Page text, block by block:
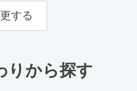
する
りから探す